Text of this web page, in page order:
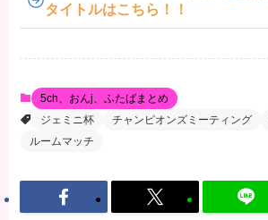
タイトルはこちら！！
5ch、おんj、ふたばまとめ
ジェミニ杯
チャンピオンズミーティング
ルームマッチ